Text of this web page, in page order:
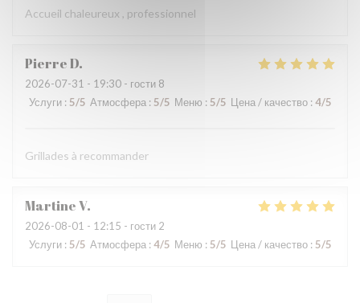
Accueil chaleureux , professionnel
PierreD
2026-07-31 - 19:30 - гости 8
Услуги : 5/5 Атмосфера : 5/5 Меню : 5/5 Цена / качество : 4/5
Grillades à recommander
MartineV
2026-08-01 - 12:15 - гости 2
Услуги : 5/5 Атмосфера : 4/5 Меню : 5/5 Цена / качество : 5/5